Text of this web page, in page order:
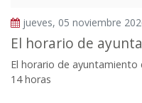
jueves, 05 noviembre
El horario de
El horario de ayuntamiento
14 horas